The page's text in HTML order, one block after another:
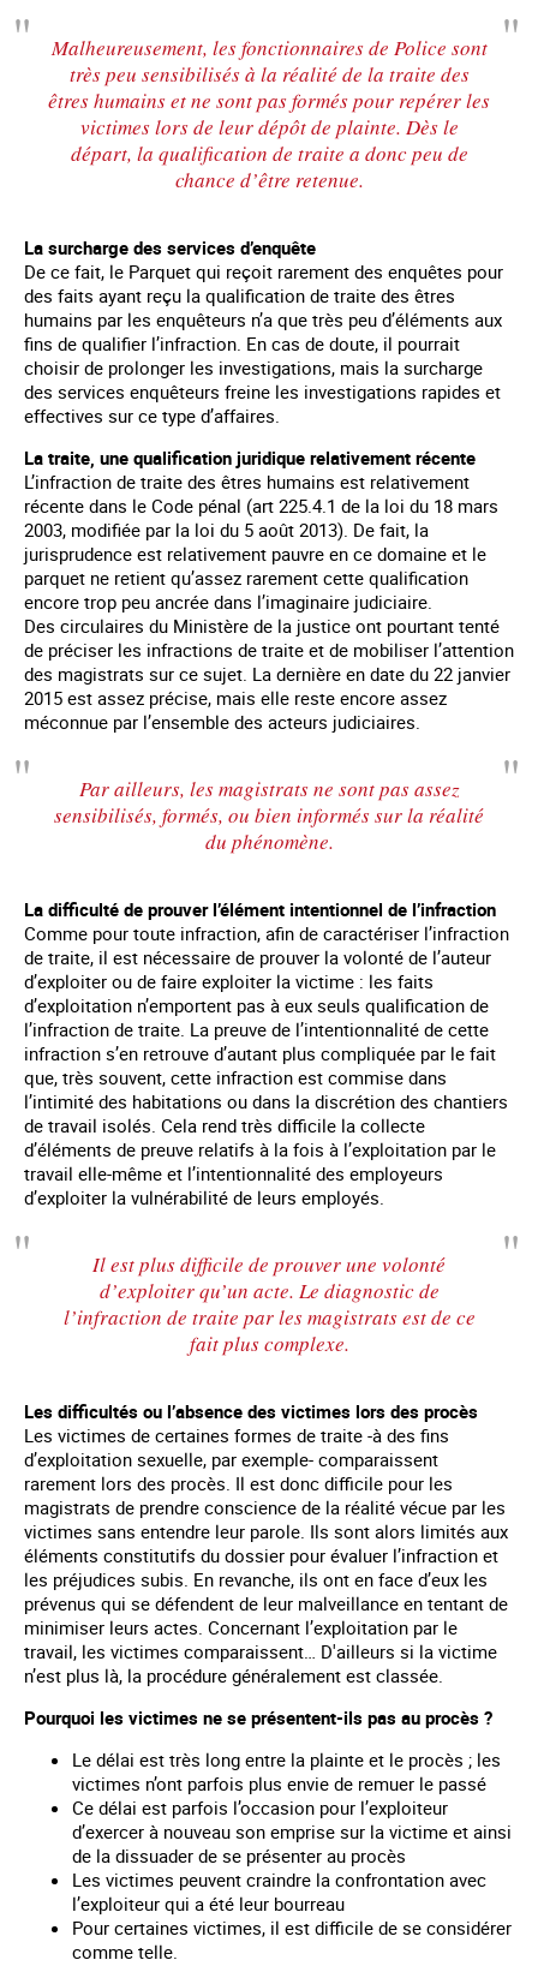
Malheureusement, les fonctionnaires de Police sont
très peu sensibilisés à la réalité de la traite des
êtres humains et ne sont pas formés pour repérer les
victimes lors de leur dépôt de plainte. Dès le
départ, la qualification de traite a donc peu de
chance d’être retenue.
La surcharge des services d’enquête
De ce fait, le Parquet qui reçoit rarement des enquêtes pour
des faits ayant reçu la qualification de traite des êtres
humains par les enquêteurs n’a que très peu d’éléments aux
fins de qualifier l’infraction. En cas de doute, il pourrait
choisir de prolonger les investigations, mais la surcharge
des services enquêteurs freine les investigations rapides et
effectives sur ce type d’affaires.
La traite, une qualification juridique relativement récente
L’infraction de traite des êtres humains est relativement
récente dans le Code pénal (art 225.4.1 de la loi du 18 mars
2003, modifiée par la loi du 5 août 2013). De fait, la
jurisprudence est relativement pauvre en ce domaine et le
parquet ne retient qu’assez rarement cette qualification
encore trop peu ancrée dans l’imaginaire judiciaire.
Des circulaires du Ministère de la justice ont pourtant tenté
de préciser les infractions de traite et de mobiliser l’attention
des magistrats sur ce sujet. La dernière en date du 22 janvier
2015 est assez précise, mais elle reste encore assez
méconnue par l’ensemble des acteurs judiciaires.
Par ailleurs, les magistrats ne sont pas assez
sensibilisés, formés, ou bien informés sur la réalité
du phénomène.
La difficulté de prouver l’élément intentionnel de l’infraction
Comme pour toute infraction, afin de caractériser l’infraction
de traite, il est nécessaire de prouver la volonté de l’auteur
d’exploiter ou de faire exploiter la victime : les faits
d’exploitation n’emportent pas à eux seuls qualification de
l’infraction de traite. La preuve de l’intentionnalité de cette
infraction s’en retrouve d’autant plus compliquée par le fait
que, très souvent, cette infraction est commise dans
l’intimité des habitations ou dans la discrétion des chantiers
de travail isolés. Cela rend très difficile la collecte
d’éléments de preuve relatifs à la fois à l’exploitation par le
travail elle-même et l’intentionnalité des employeurs
d’exploiter la vulnérabilité de leurs employés.
Il est plus difficile de prouver une volonté
d’exploiter qu’un acte. Le diagnostic de
l’infraction de traite par les magistrats est de ce
fait plus complexe.
Les difficultés ou l’absence des victimes lors des procès
Les victimes de certaines formes de traite -à des fins
d’exploitation sexuelle, par exemple- comparaissent
rarement lors des procès. Il est donc difficile pour les
magistrats de prendre conscience de la réalité vécue par les
victimes sans entendre leur parole. Ils sont alors limités aux
éléments constitutifs du dossier pour évaluer l’infraction et
les préjudices subis. En revanche, ils ont en face d’eux les
prévenus qui se défendent de leur malveillance en tentant de
minimiser leurs actes. Concernant l’exploitation par le
travail, les victimes comparaissent… D'ailleurs si la victime
n’est plus là, la procédure généralement est classée.
Pourquoi les victimes ne se présentent-ils pas au procès ?
Le délai est très long entre la plainte et le procès ; les
victimes n’ont parfois plus envie de remuer le passé
Ce délai est parfois l’occasion pour l’exploiteur
d’exercer à nouveau son emprise sur la victime et ainsi
de la dissuader de se présenter au procès
Les victimes peuvent craindre la confrontation avec
l’exploiteur qui a été leur bourreau
Pour certaines victimes, il est difficile de se considérer
comme telle.